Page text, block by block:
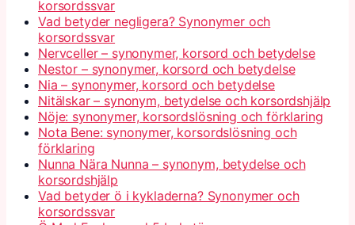
korsordssvar
Vad betyder negligera? Synonymer och
korsordssvar
Nervceller – synonymer, korsord och betydelse
Nestor – synonymer, korsord och betydelse
Nia – synonymer, korsord och betydelse
Nitälskar – synonym, betydelse och korsordshjälp
Nöje: synonymer, korsordslösning och förklaring
Nota Bene: synonymer, korsordslösning och
förklaring
Nunna Nära Nunna – synonym, betydelse och
korsordshjälp
Vad betyder ö i kykladerna? Synonymer och
korsordssvar